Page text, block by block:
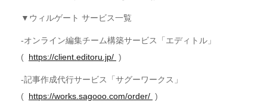
▼ウィルゲート サービス一覧
-オンライン編集チーム構築サービス「エディトル」
( https://client.editoru.jp/ )
-記事作成代行サービス「サグーワークス」
( https://works.sagooo.com/order/ )